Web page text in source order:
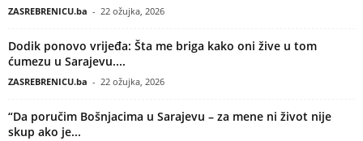
ZASREBRENICU.ba - 22 ožujka, 2026
Dodik ponovo vrijeđa: Šta me briga kako oni žive u tom
ćumezu u Sarajevu....
ZASREBRENICU.ba - 22 ožujka, 2026
“Da poručim Bošnjacima u Sarajevu – za mene ni život nije
skup ako je...